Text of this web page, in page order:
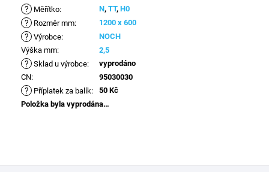
? Měřítko: N, TT, H0
? Rozměr mm: 1200 x 600
? Výrobce:
NOCH
Výška mm: 2,5
? Sklad u výrobce:
vyprodáno
CN: 95030030
? Příplatek za balík:
50 Kč
Položka byla vyprodána…